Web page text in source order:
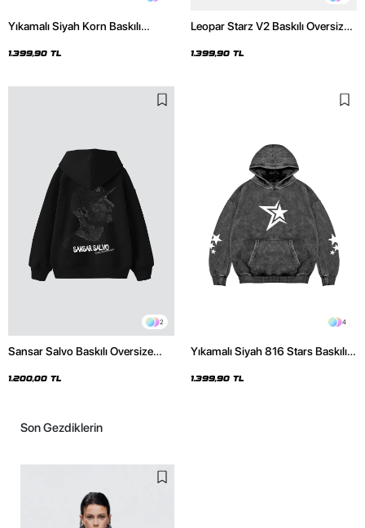
Yıkamalı Siyah Korn Baskılı
1.399,90 TL
Leopar Starz V2 Baskılı Oversize
Hoodie
1.399,90 TL
2
Sansar Salvo Baskılı Oversize
1.200,00 TL
4
Yıkamalı Siyah 816 Stars Baskılı
1.399,90 TL
Son Gezdiklerin